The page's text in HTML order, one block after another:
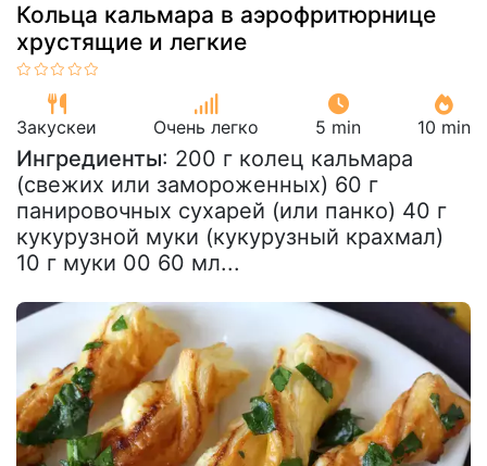
Кольца кальмара в аэрофритюрнице
хрустящие и легкие
Закускeи Очень легко 5 min 10 min
Ингредиенты: 200 г колец кальмара
(свежих или замороженных) 60 г
панировочных сухарей (или панко) 40 г
кукурузной муки (кукурузный крахмал)
10 г муки 00 60 мл...